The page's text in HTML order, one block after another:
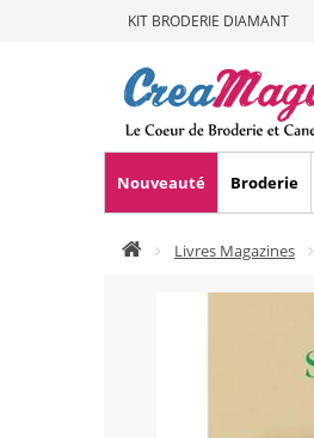
KIT BRODERIE DIAMANT
Nouveauté Broderie
Livres Magazines